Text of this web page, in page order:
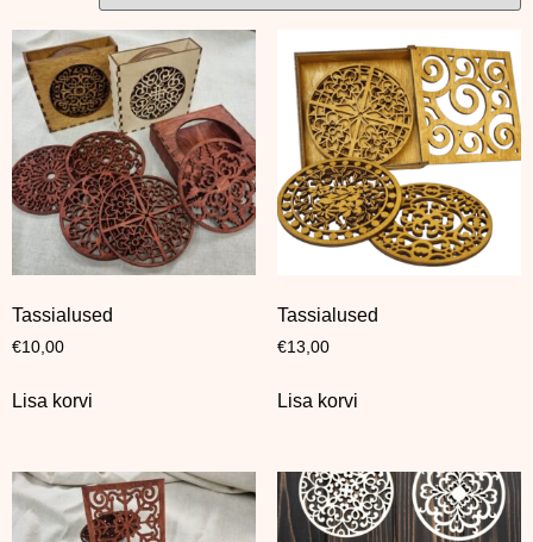
Tassialused
€10,00
Lisa korvi
Tassialused
€13,00
Lisa korvi